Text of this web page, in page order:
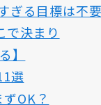
る目標は不要
で決まり
】
選
OK？